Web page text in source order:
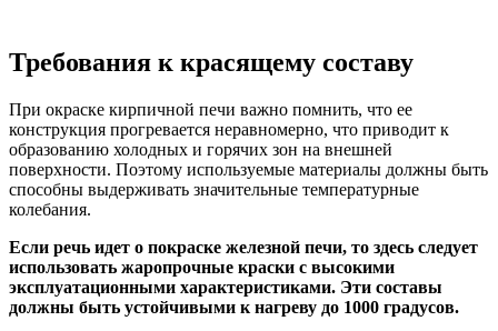
Требования к красящему составу
При окраске кирпичной печи важно помнить, что ее
конструкция прогревается неравномерно, что приводит к
образованию холодных и горячих зон на внешней
поверхности. Поэтому используемые материалы должны быть
способны выдерживать значительные температурные
колебания.
Если речь идет о покраске железной печи, то здесь следует
использовать жаропрочные краски с высокими
эксплуатационными характеристиками. Эти составы
должны быть устойчивыми к нагреву до 1000 градусов.